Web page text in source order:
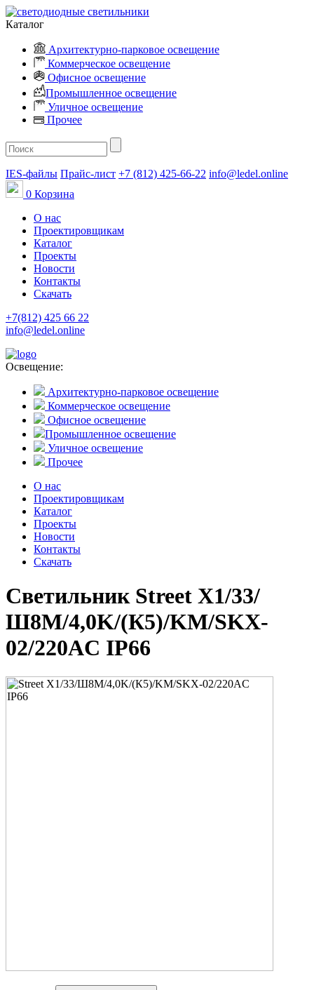
Каталог
Архитектурно-парковое освещение
Коммерческое освещение
Офисное освещение
Промышленное освещение
Уличное освещение
Прочее
IES-файлы Прайс-лист +7 (812) 425-66-22 info@ledel.online
0 Корзина
О нас
Проектировщикам
Каталог
Проекты
Новости
Контакты
Скачать
+7(812) 425 66 22
info@ledel.online
Освещение:
Архитектурно-парковое освещение
Коммерческое освещение
Офисное освещение
Промышленное освещение
Уличное освещение
Прочее
О нас
Проектировщикам
Каталог
Проекты
Новости
Контакты
Скачать
Светильник Street X1/33/
Ш8M/4,0K/(К5)/KM/SKX-
02/220AC IP66